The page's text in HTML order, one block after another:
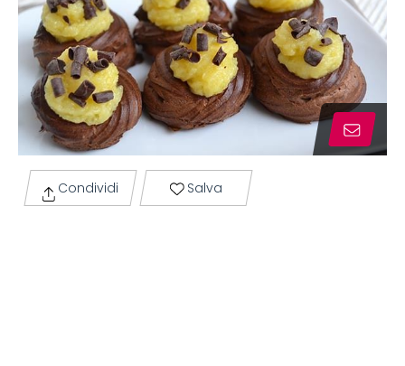
Condividi Salva